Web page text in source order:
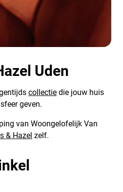
Uden
collectie die jouw huis
geven.
van Woongelofelijk Van
& Hazel zelf.